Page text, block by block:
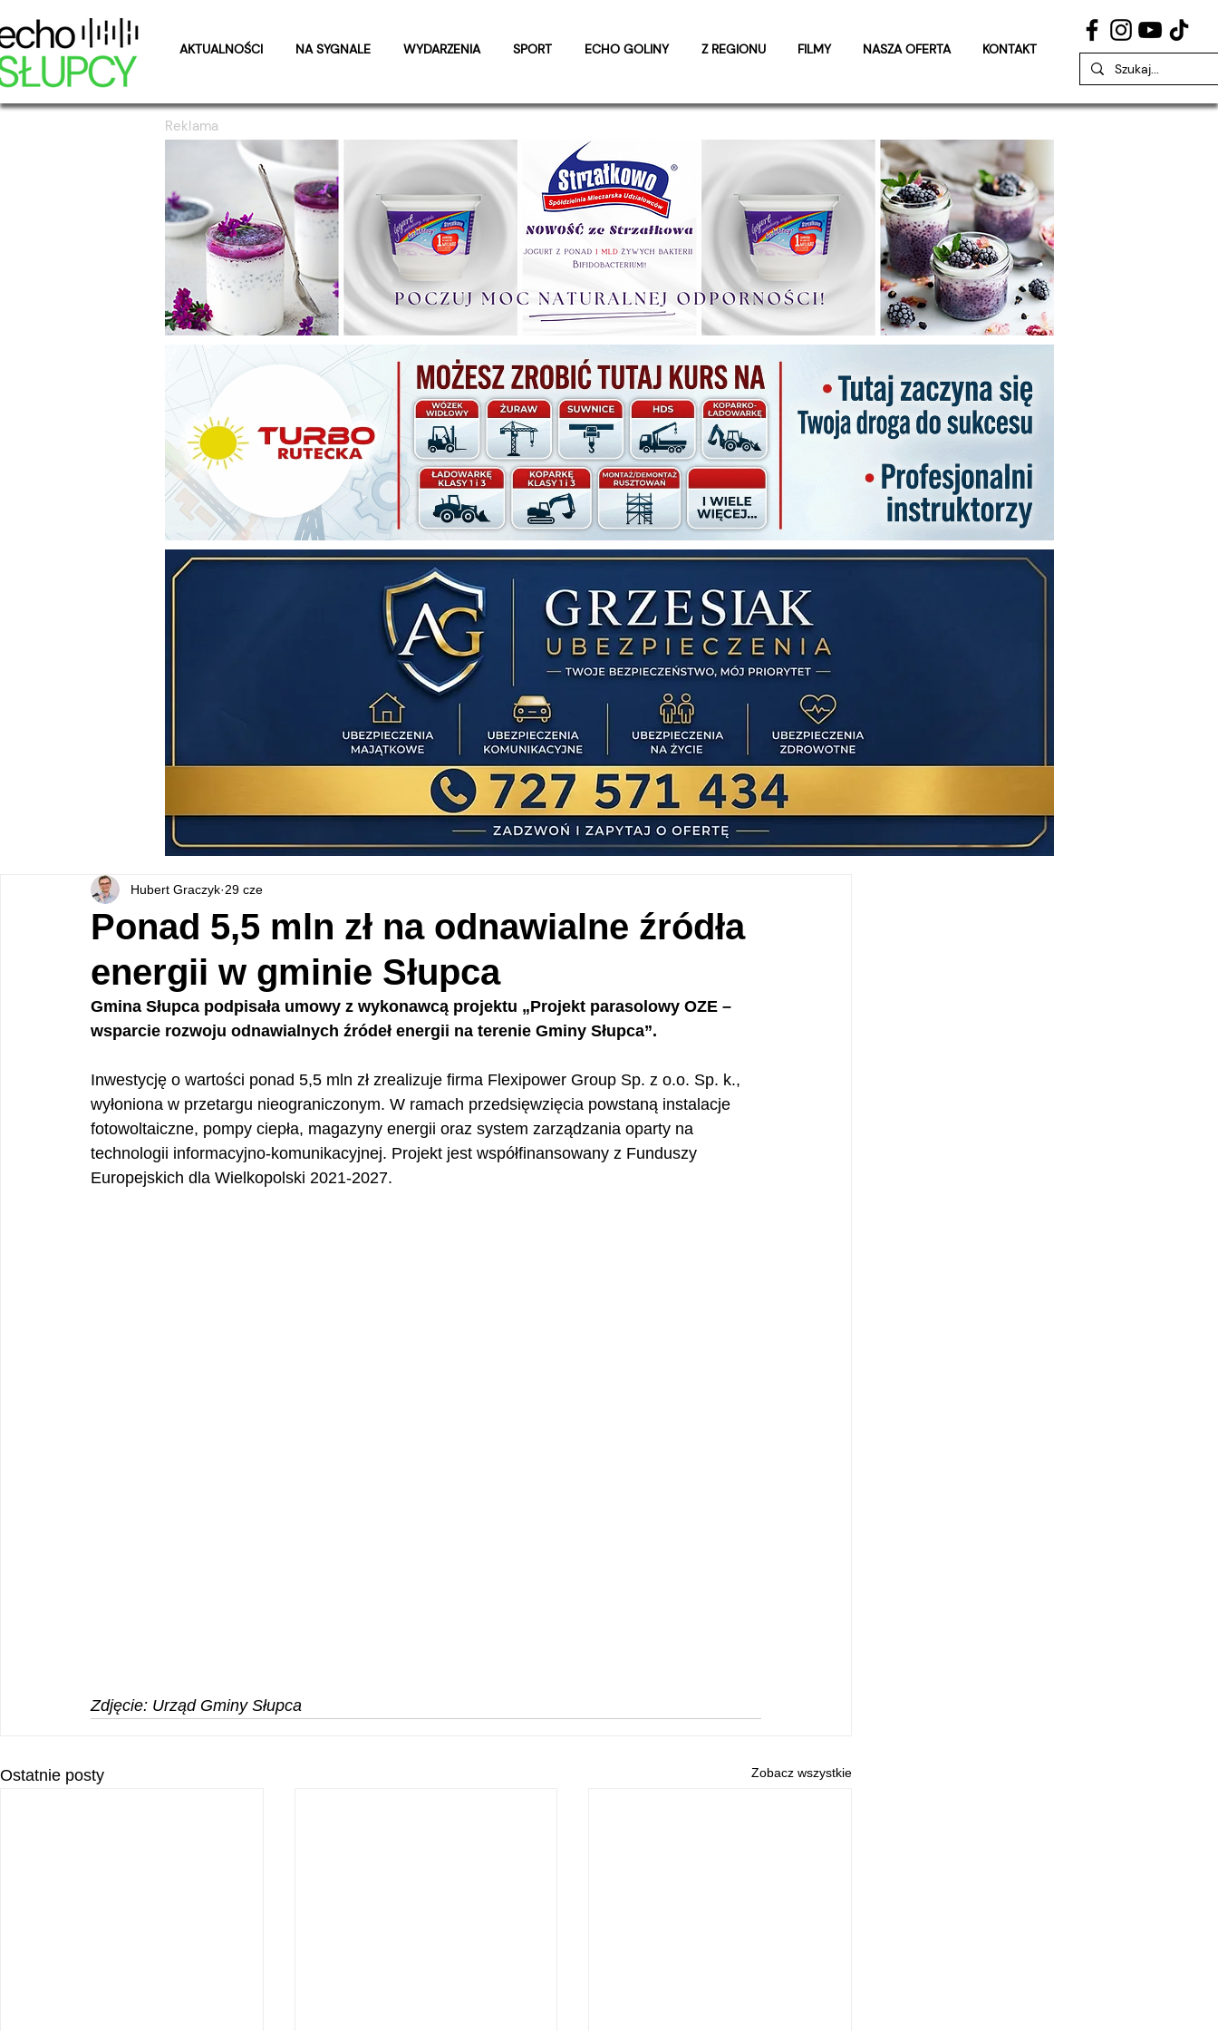
AKTUALNOŚCI NA SYGNALE WYDARZENIA SPORT ECHO GOLINY Z REGIONU FILMY NASZA OFERTA KONTAKT
Reklama
Ponad 5,5 mln zł na odnawialne źródła
energii w gminie Słupca
Hubert Graczyk 29 cze
Gmina Słupca podpisała umowy z wykonawcą projektu „Projekt parasolowy OZE –
wsparcie rozwoju odnawialnych źródeł energii na terenie Gminy Słupca”.
Inwestycję o wartości ponad 5,5 mln zł zrealizuje firma Flexipower Group Sp. z o.o. Sp. k.,
wyłoniona w przetargu nieograniczonym. W ramach przedsięwzięcia powstaną instalacje
fotowoltaiczne, pompy ciepła, magazyny energii oraz system zarządzania oparty na
technologii informacyjno-komunikacyjnej. Projekt jest współfinansowany z Funduszy
Europejskich dla Wielkopolski 2021-2027.
Zdjęcie: Urząd Gminy Słupca
Ostatnie posty Zobacz wszystkie